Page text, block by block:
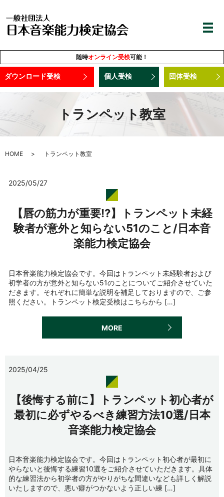
随時オンライン受検可能！
ダウンロード受検 個人受検 団体受検
トランペット教室
HOME トランペット教室
2025/05/27
【唇の筋力が重要!?】トランペット未経
験者が意外と知らない51のこと/日本音
楽能力検定協会
日本音楽能力検定協会です。今回はトランペット未経験者および
初学者の方が意外と知らない51のことについてご紹介させていた
だきます。それぞれに簡単な説明を補足しておりますので、ご参
照ください。トランペット検定受検はこちらから […]
MORE
2025/04/25
【後悔する前に】トランペット初心者が
最初に必ずやるべき練習方法10選/日本
音楽能力検定協会
日本音楽能力検定協会です。今回はトランペット初心者が最初に
やらないと後悔する練習10選をご紹介させていただきます。具体
的な練習法から初学者の方がやりがちな間違いなども詳しく解説
いたしますので、悪い癖がつかないよう正しい練 […]